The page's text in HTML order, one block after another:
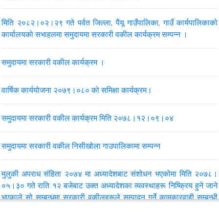
मिति २०८२।०२।२९ गते पर्वत जिल्ला, पैंयू गाउँपालिका, गाउँ कार्यपालिकाको
कार्यालयको सभाहलमा समुदायमा सरकारी वकील कार्यक्रम सम्पन्न ।
समुदायमा सरकारी वकील कार्यक्रम ।
वार्षिक कार्ययोजना २०७९।०८० को समिक्षा कार्यक्रम।
समुदायमा सरकारी वकील कार्यक्रम मिति २०७८।१२।०९।०४
समुदायमा सरकारी वकील निसीखोला गाउपालिकामा सम्पन्न
मुलुकी अपराध संहिता २०७४ मा अध्यादेशबाट संशोधन भएकोमा मिति २०७८।
०५।३० गते राति १२ बजेबाट उक्त अध्यादेशका व्यवस्थाहरू निष्क्रिय हुने जाने
भएकाले सो सम्बन्धमा सरकारी वकीलहरूले सम्पादन गर्ने कामकारवाही सम्बन्धी